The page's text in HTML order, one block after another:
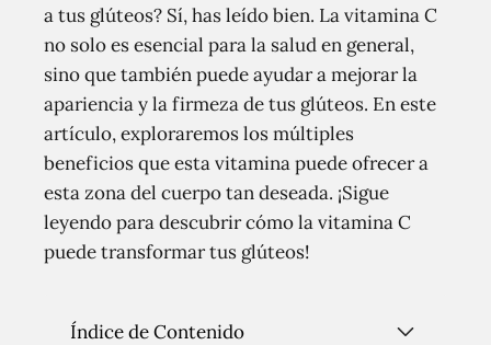
a tus glúteos? Sí, has leído bien. La vitamina C
no solo es esencial para la salud en general,
sino que también puede ayudar a mejorar la
apariencia y la firmeza de tus glúteos. En este
artículo, exploraremos los múltiples
beneficios que esta vitamina puede ofrecer a
esta zona del cuerpo tan deseada. ¡Sigue
leyendo para descubrir cómo la vitamina C
puede transformar tus glúteos!
Índice de Contenido